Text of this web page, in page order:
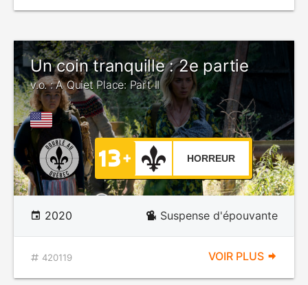
Un coin tranquille : 2e partie
v.o. : A Quiet Place: Part II
HORREUR
2020 Suspense d'épouvante
420119 VOIR PLUS